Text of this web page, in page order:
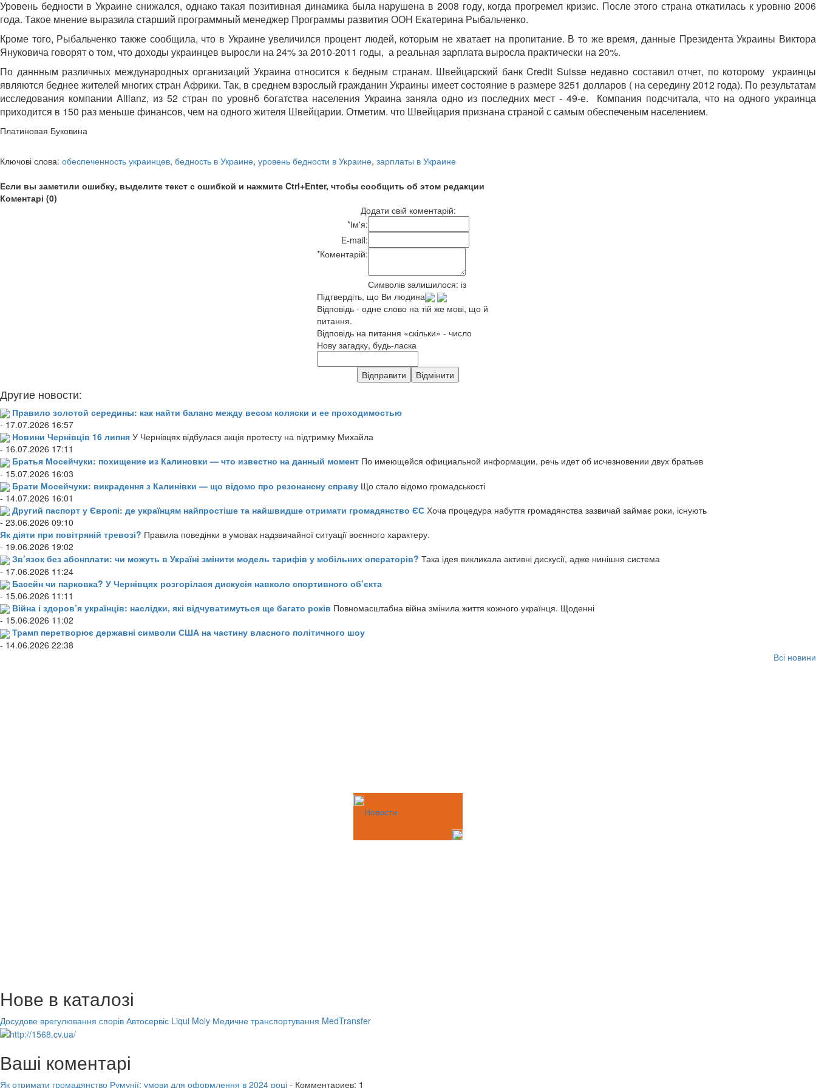
Уровень бедности в Украине снижался, однако такая позитивная динамика была нарушена в 2008 году, когда прогремел кризис. После этого страна откатилась к уровню 2006
года. Такое мнение выразила старший программный менеджер Программы развития ООН Екатерина Рыбальченко.
Кроме того, Рыбальченко также сообщила, что в Украине увеличился процент людей, которым не хватает на пропитание. В то же время, данные Президента Украины Виктора
Януковича говорят о том, что доходы украинцев выросли на 24% за 2010-2011 годы, а реальная зарплата выросла практически на 20%.
По даннным различных международных организаций Украина относится к бедным странам. Швейцарский банк Credit Suisse недавно составил отчет, по которому украинцы
являются беднее жителей многих стран Африки. Так, в среднем взрослый гражданин Украины имеет состояние в размере 3251 долларов ( на середину 2012 года). По результатам
исследования компании Allianz, из 52 стран по уровнб богатства населения Украина заняла одно из последних мест - 49-е. Компания подсчитала, что на одного украинца
приходится в 150 раз меньше финансов, чем на одного жителя Швейцарии. Отметим. что Швейцария признана страной с самым обеспеченым населением.
Платиновая Буковина
Ключові слова: обеспеченность украинцев, бедность в Украине, уровень бедности в Украине, зарплаты в Украине
Если вы заметили ошибку, выделите текст с ошибкой и нажмите Ctrl+Enter, чтобы сообщить об этом редакции
Коментарі (0)
Додати свій коментарій:
*Ім'я:
E-mail:
*Коментарій:
Символів залишилося: із
Підтвердіть, що Ви людина
Відповідь - одне слово на тій же мові, що й
питання.
Відповідь на питання «скільки» - число
Нову загадку, будь-ласка
Другие новости:
Правило золотой середины: как найти баланс между весом коляски и ее проходимостью
- 17.07.2026 16:57
Новини Чернівців 16 липня У Чернівцях відбулася акція протесту на підтримку Михайла
- 16.07.2026 17:11
Братья Мосейчуки: похищение из Калиновки — что известно на данный момент По имеющейся официальной информации, речь идет об исчезновении двух братьев
- 15.07.2026 16:03
Брати Мосейчуки: викрадення з Калинівки — що відомо про резонансну справу Що стало відомо громадськості
- 14.07.2026 16:01
Другий паспорт у Європі: де українцям найпростіше та найшвидше отримати громадянство ЄС Хоча процедура набуття громадянства зазвичай займає роки, існують
- 23.06.2026 09:10
Як діяти при повітряній тревозі? Правила поведінки в умовах надзвичайної ситуації воєнного характеру.
- 19.06.2026 19:02
Зв’язок без абонплати: чи можуть в Україні змінити модель тарифів у мобільних операторів? Така ідея викликала активні дискусії, адже нинішня система
- 17.06.2026 11:24
Басейн чи парковка? У Чернівцях розгорілася дискусія навколо спортивного об’єкта
- 15.06.2026 11:11
Війна і здоров’я українців: наслідки, які відчуватимуться ще багато років Повномасштабна війна змінила життя кожного українця. Щоденні
- 15.06.2026 11:02
Трамп перетворює державні символи США на частину власного політичного шоу
- 14.06.2026 22:38
Всі новини
Новости
Нове в каталозі
Досудове врегулювання спорів Автосервіс Liqui Moly Медичне транспортування MedTransfer
Ваші коментарі
Як отримати громадянство Румунії: умови для оформлення в 2024 році - Комментариев: 1